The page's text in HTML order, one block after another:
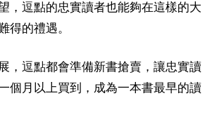
，逗點的忠實讀者也能夠在這樣的大
得的禮遇。
，逗點都會準備新書搶賣，讓忠實讀
個月以上買到，成為一本書最早的讀